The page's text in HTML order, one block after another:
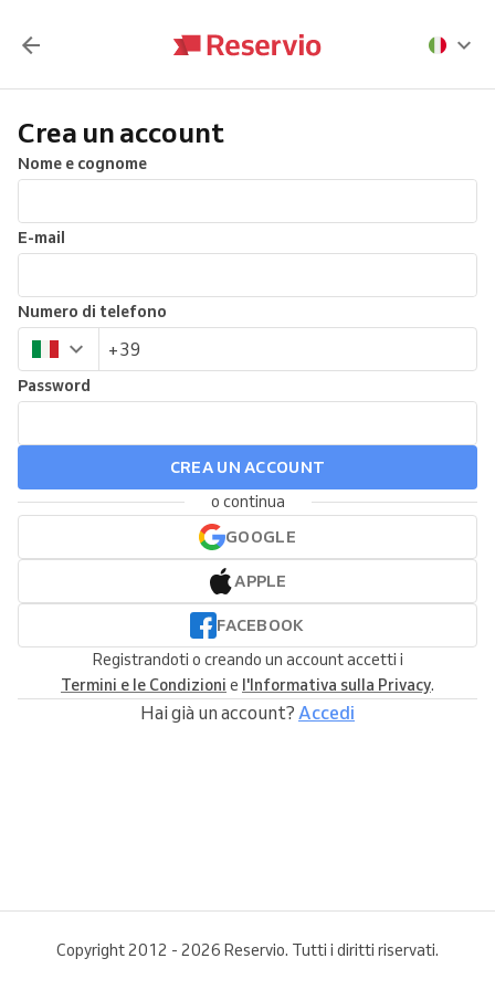
Crea un account
Nome e cognome
E-mail
Numero di telefono
Password
CREA UN ACCOUNT
o continua
GOOGLE
APPLE
FACEBOOK
Registrandoti o creando un account accetti i
Termini e le Condizioni e l'Informativa sulla Privacy.
Hai già un account? Accedi
Copyright 2012 - 2026 Reservio. Tutti i diritti riservati.